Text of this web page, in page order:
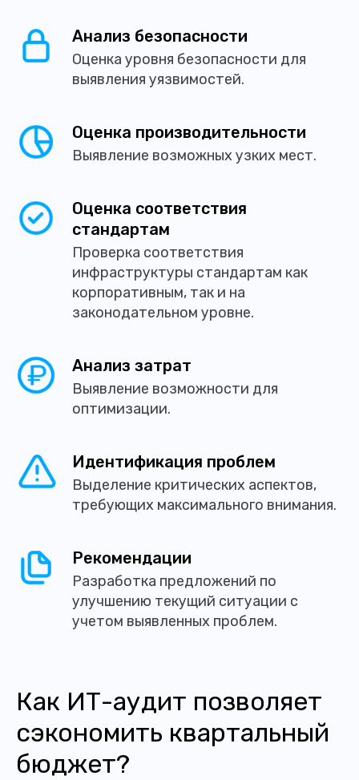
Анализ безопасности
Оценка уровня безопасности для
выявления уязвимостей.
Оценка производительности
Выявление возможных узких мест.
Оценка соответствия
стандартам
Проверка соответствия
инфраструктуры стандартам как
корпоративным, так и на
законодательном уровне.
Анализ затрат
Выявление возможности для
оптимизации.
Идентификация проблем
Выделение критических аспектов,
требующих максимального внимания.
Рекомендации
Разработка предложений по
улучшению текущий ситуации с
учетом выявленных проблем.
Как ИТ-аудит позволяет
сэкономить квартальный
бюджет?